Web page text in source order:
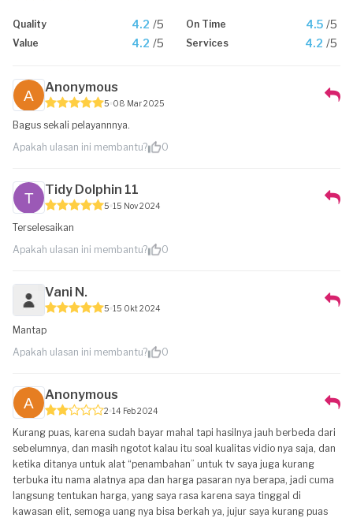
Quality 4.2 /5 On Time 4.5 /5
Value 4.2 /5 Services 4.2 /5
Anonymous
5 08 Mar 2025
Bagus sekali pelayannnya.
Apakah ulasan ini membantu?
0
Tidy Dolphin 11
5 15 Nov 2024
Terselesaikan
Apakah ulasan ini membantu?
0
Vani N.
5 15 Okt 2024
Mantap
Apakah ulasan ini membantu?
0
Anonymous
2 14 Feb 2024
Kurang puas, karena sudah bayar mahal tapi hasilnya jauh berbeda dari
sebelumnya, dan masih ngotot kalau itu soal kualitas vidio nya saja, dan
ketika ditanya untuk alat “penambahan” untuk tv saya juga kurang
terbuka itu nama alatnya apa dan harga pasaran nya berapa, jadi cuma
langsung tentukan harga, yang saya rasa karena saya tinggal di
kawasan elit, semoga uang nya bisa berkah ya, jujur saya kurang puas